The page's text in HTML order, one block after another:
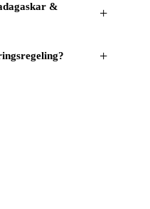
&
+
+